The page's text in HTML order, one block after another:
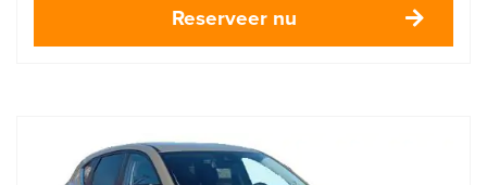
Reserveer nu